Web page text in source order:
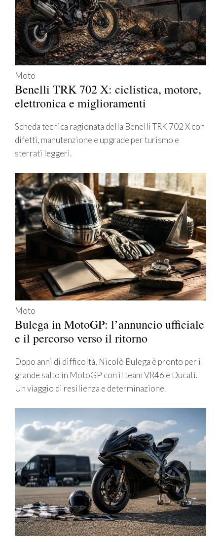
Moto
Benelli TRK 702 X: ciclistica, motore,
elettronica e miglioramenti
Scheda tecnica ragionata della Benelli TRK 702 X con
difetti, manutenzione e upgrade per turismo e
sterrati leggeri.
Moto
Bulega in MotoGP: l’annuncio ufficiale
e il percorso verso il ritorno
Dopo anni di difficoltà, Nicolò Bulega è pronto per il
grande salto in MotoGP con il team VR46 e Ducati.
Un viaggio di resilienza e determinazione.